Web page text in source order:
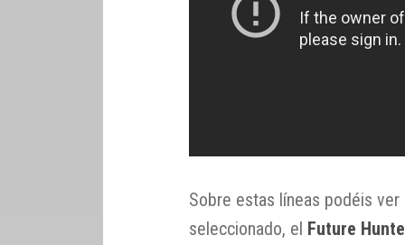
Sobre estas líneas podéis
seleccionado, el Future